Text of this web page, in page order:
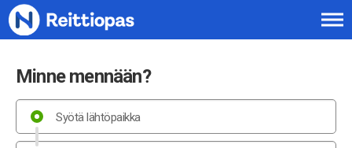
Siirry sisältöön
Minne mennään?